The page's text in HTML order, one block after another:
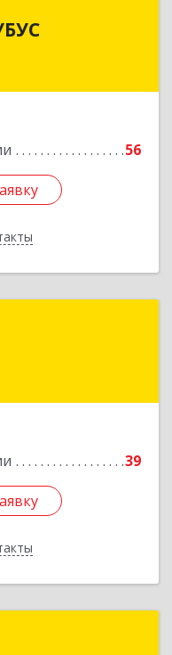
56
39
р-н,